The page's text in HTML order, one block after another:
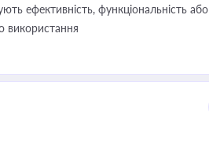
ефективність, функціональність або
використання